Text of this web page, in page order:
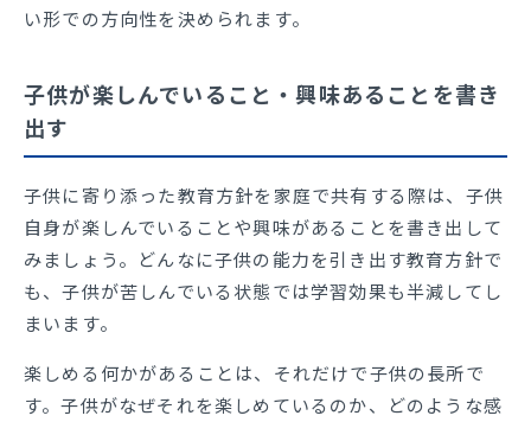
い形での方向性を決められます。
子供が楽しんでいること・興味あることを書き
出す
子供に寄り添った教育方針を家庭で共有する際は、子供
自身が楽しんでいることや興味があることを書き出して
みましょう。どんなに子供の能力を引き出す教育方針で
も、子供が苦しんでいる状態では学習効果も半減してし
まいます。
楽しめる何かがあることは、それだけで子供の長所で
す。子供がなぜそれを楽しめているのか、どのような感